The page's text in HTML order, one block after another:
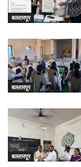
बल्लारपूर
बल्लारपूर
बल्लारपूर